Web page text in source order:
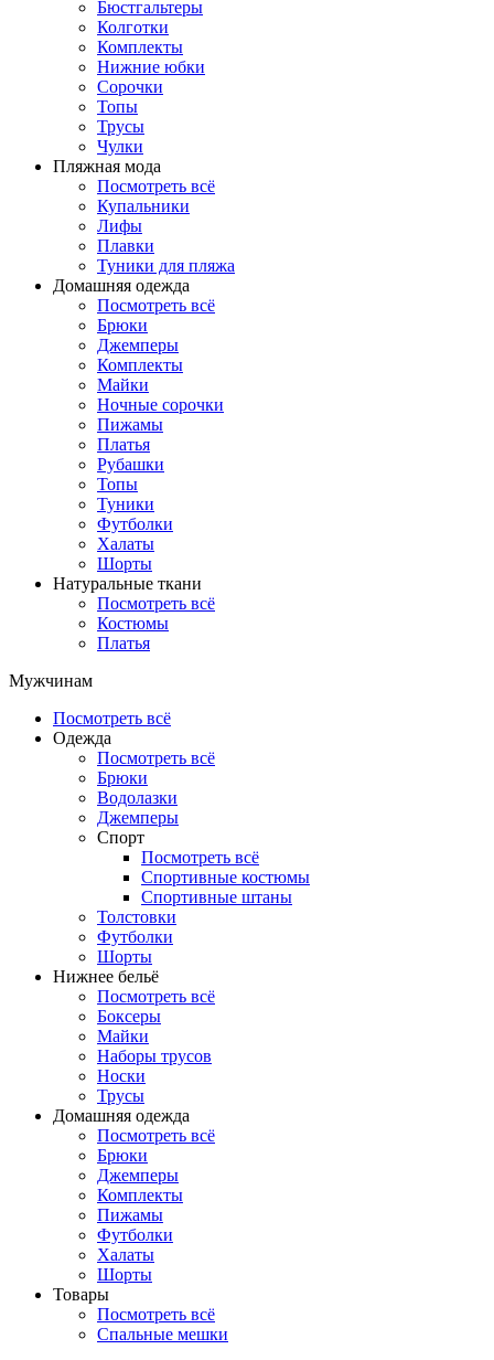
Бюстгальтеры
Колготки
Комплекты
Нижние юбки
Сорочки
Топы
Трусы
Чулки
Пляжная мода
Посмотреть всё
Купальники
Лифы
Плавки
Туники для пляжа
Домашняя одежда
Посмотреть всё
Брюки
Джемперы
Комплекты
Майки
Ночные сорочки
Пижамы
Платья
Рубашки
Топы
Туники
Футболки
Халаты
Шорты
Натуральные ткани
Посмотреть всё
Костюмы
Платья
Мужчинам
Посмотреть всё
Одежда
Посмотреть всё
Брюки
Водолазки
Джемперы
Спорт
Посмотреть всё
Спортивные костюмы
Спортивные штаны
Толстовки
Футболки
Шорты
Нижнее бельё
Посмотреть всё
Боксеры
Майки
Наборы трусов
Носки
Трусы
Домашняя одежда
Посмотреть всё
Брюки
Джемперы
Комплекты
Пижамы
Футболки
Халаты
Шорты
Товары
Посмотреть всё
Спальные мешки